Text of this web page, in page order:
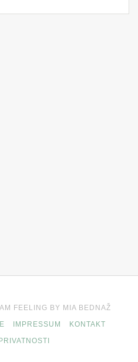
FEELING BY MIA BEDNAŽ
IMPRESSUM
KONTAKT